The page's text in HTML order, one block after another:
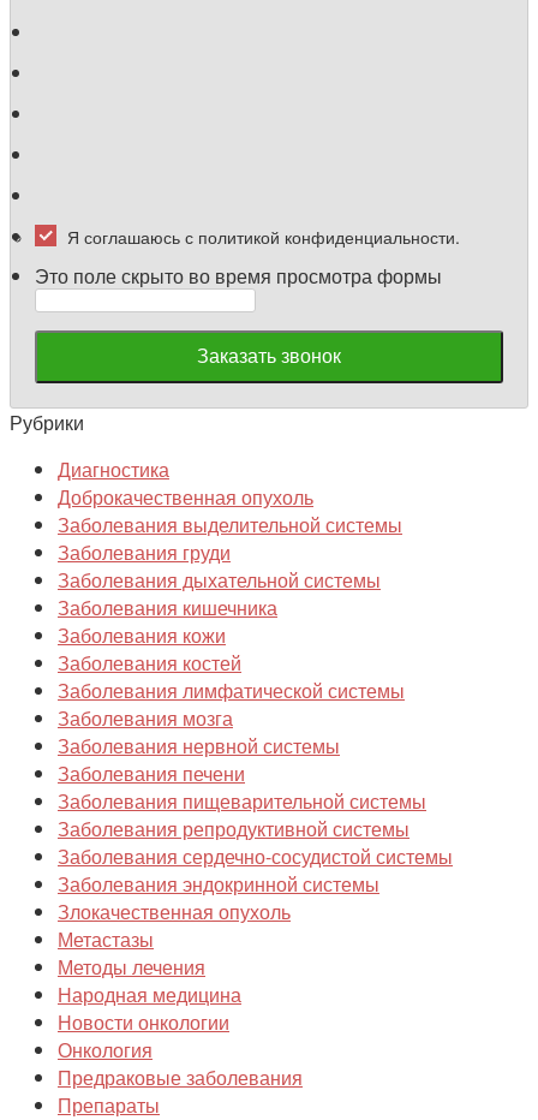
Я соглашаюсь с политикой конфиденциальности.
Это поле скрыто во время просмотра формы
Заказать звонок
Рубрики
Диагностика
Доброкачественная опухоль
Заболевания выделительной системы
Заболевания груди
Заболевания дыхательной системы
Заболевания кишечника
Заболевания кожи
Заболевания костей
Заболевания лимфатической системы
Заболевания мозга
Заболевания нервной системы
Заболевания печени
Заболевания пищеварительной системы
Заболевания репродуктивной системы
Заболевания сердечно-сосудистой системы
Заболевания эндокринной системы
Злокачественная опухоль
Метастазы
Методы лечения
Народная медицина
Новости онкологии
Онкология
Предраковые заболевания
Препараты